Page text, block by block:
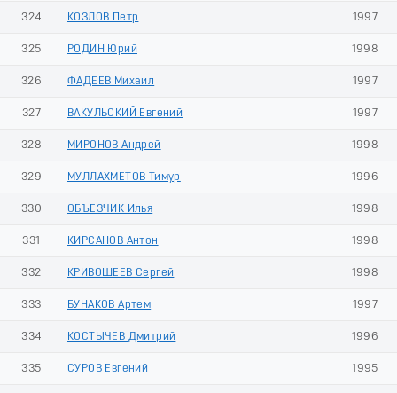
324 КОЗЛОВ Петр 1997
325 РОДИН Юрий 1998
326 ФАДЕЕВ Михаил 1997
327 ВАКУЛЬСКИЙ Евгений 1997
328 МИРОНОВ Андрей 1998
329 МУЛЛАХМЕТОВ Тимур 1996
330 ОБЪЕЗЧИК Илья 1998
331 КИРСАНОВ Антон 1998
332 КРИВОШЕЕВ Сергей 1998
333 БУНАКОВ Артем 1997
334 КОСТЫЧЕВ Дмитрий 1996
335 СУРОВ Евгений 1995